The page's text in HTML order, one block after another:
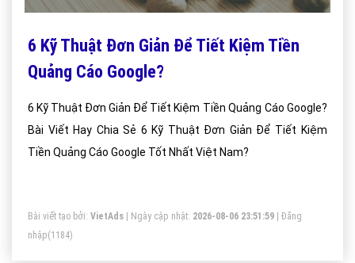
6 Kỹ Thuật Đơn Giản Để Tiết Kiệm Tiền
Quảng Cáo Google?
6 Kỹ Thuật Đơn Giản Để Tiết Kiệm Tiền Quảng Cáo Google?
Bài Viết Hay Chia Sẻ 6 Kỹ Thuật Đơn Giản Để Tiết Kiệm
Tiền Quảng Cáo Google Tốt Nhất Việt Nam?
Bài viết tạo bởi: VietAds | Ngày cập nhật: 2026-08-06 23:51:59
Đăng
nhập(1184)